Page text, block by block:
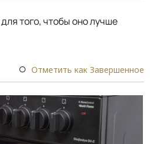
того, чтобы оно лучше
Отметить как Завершенное